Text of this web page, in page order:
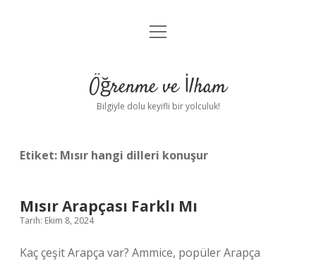
Anasayfa
Yasal Uyarı
menüyü
Öğrenme ve İlham
Bilgiyle dolu keyifli bir yolculuk!
Etiket: Mısır hangi dilleri konuşur
Mısır Arapçası Farklı Mı
Tarih: Ekim 8, 2024
Kaç çeşit Arapça var? Ammice, popüler Arapça